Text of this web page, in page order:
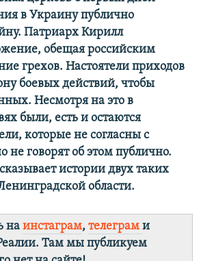
в Украину публично
Патриарх Кирилл
обещая российским
грехов. Настоятели приходов
боевых действий, чтобы
Несмотря на это в
были, есть и остаются
которые не согласны с
говорят об этом публично.
истории двух таких
области.
на инстаграм, телеграм и
Там мы публикуем